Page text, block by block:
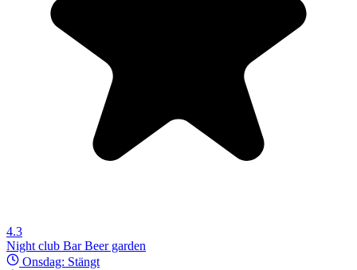
4.3
Night club BarBeer garden
Onsdag: Stängt